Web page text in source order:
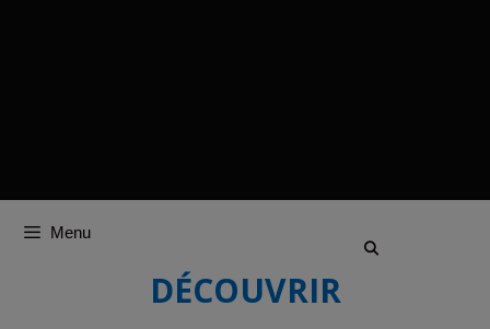
Menu
DÉCOUVRIR